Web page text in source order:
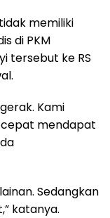
memiliki
di PKM
tersebut ke RS
Kami
cepat mendapat
Sedangkan
katanya.